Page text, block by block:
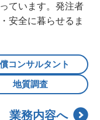
ています。発注者
安全に暮らせるま
コンサルタント
地質調査
業務内容へ